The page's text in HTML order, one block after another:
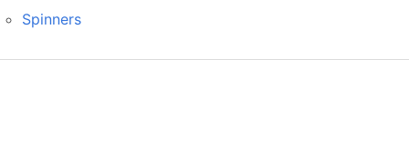
Spinners